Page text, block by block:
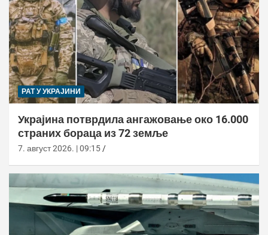
РАТ У УКРАЈИНИ
Украјина потврдила ангажовање око 16.000
страних бораца из 72 земље
7. август 2026. | 09:15